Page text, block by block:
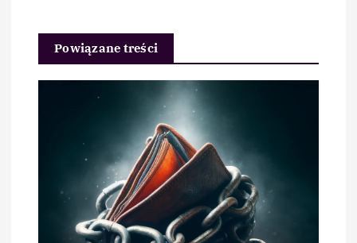
Powiązane treści